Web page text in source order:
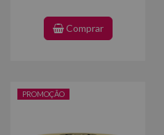
Comprar
PROMOÇÃO